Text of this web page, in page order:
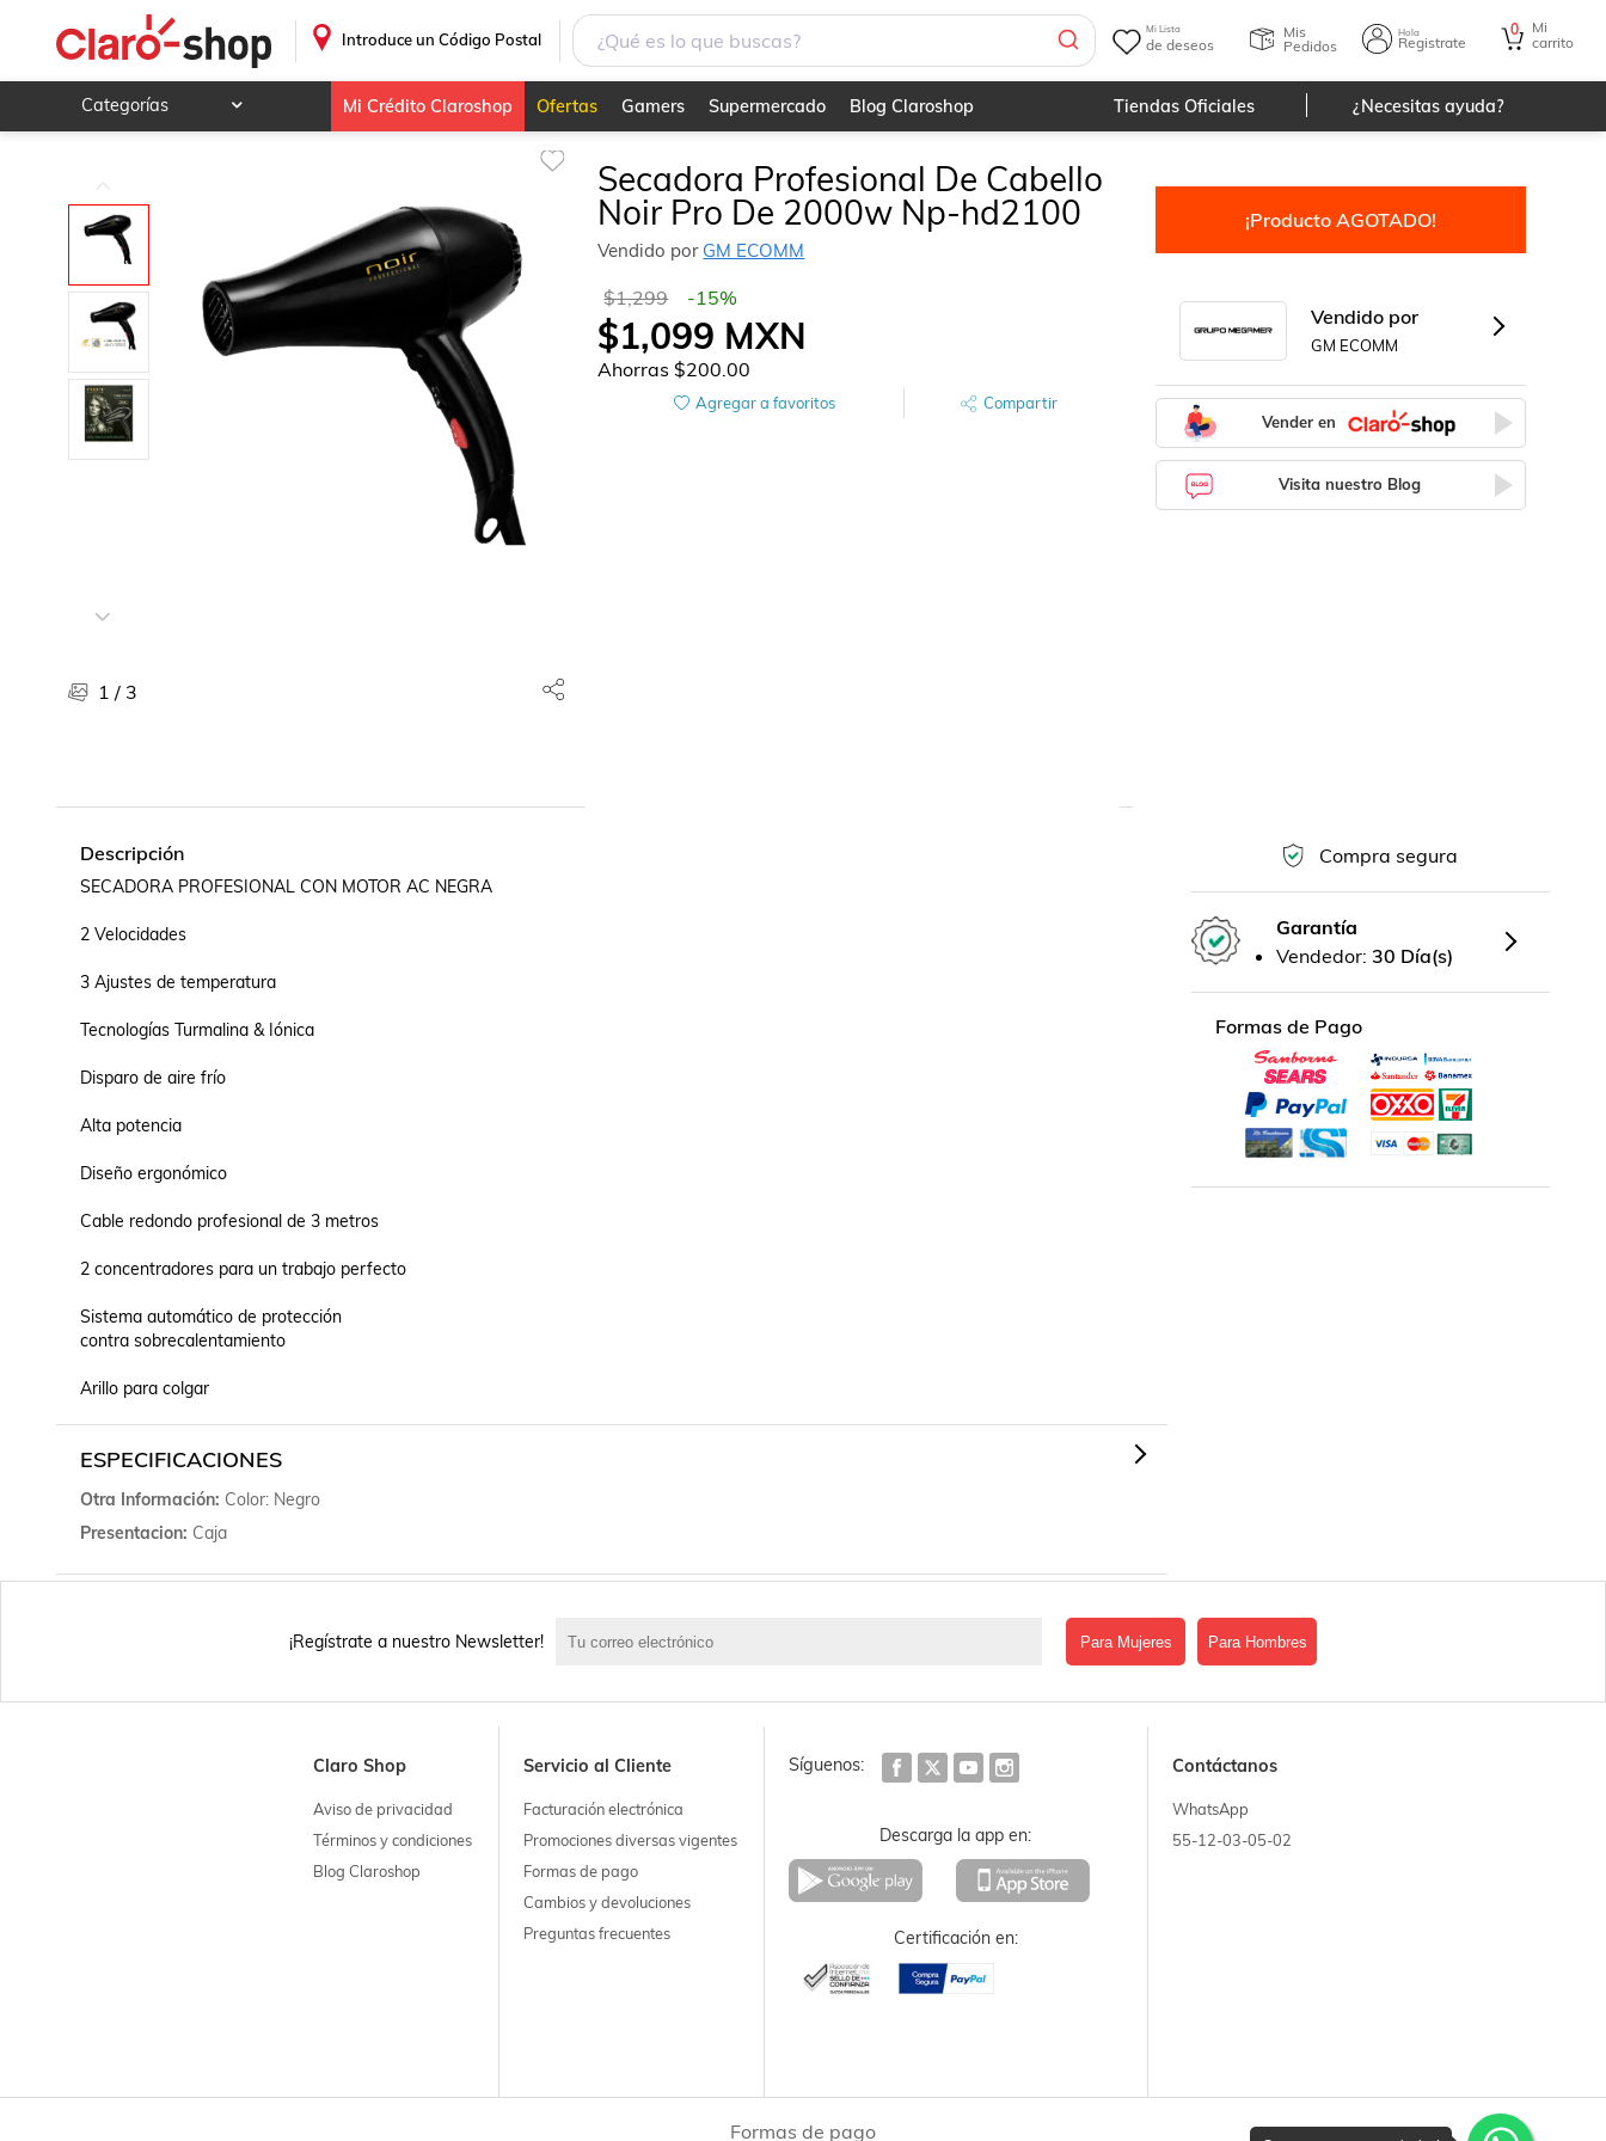
Introduce un Código Postal
Mi Lista
de deseos
Mis
Pedidos
Hola
Registrate
0
Mi
carrito
Categorías
Videojuegos
Hogar y jardín
Animales y mascotas
Ferretería y autos
Ropa, calzado y accesorios
Mamá y bebé
Salud, belleza y cuidado personal
Otras categorías
Súpermercado
Mi Crédito Claroshop Ofertas Gamers Supermercado Blog Claroshop Tiendas Oficiales ¿Necesitas ayuda?
1 / 3
Secadora Profesional De Cabello
Noir Pro De 2000w Np-hd2100
Vendido por GM ECOMM
$1,299 -15%
$1,099 MXN
Ahorras$200.00
Agregar a favoritos Compartir
¡Producto AGOTADO!
Vendido por
GM ECOMM
Vender en
Visita nuestro Blog
Descripción
SECADORA PROFESIONAL CON MOTOR AC NEGRA
2 Velocidades
3 Ajustes de temperatura
Tecnologías Turmalina & Iónica
Disparo de aire frío
Alta potencia
Diseño ergonómico
Cable redondo profesional de 3 metros
2 concentradores para un trabajo perfecto
Sistema automático de protección
contra sobrecalentamiento
Arillo para colgar
ESPECIFICACIONES
Otra Información Color: Negro
Presentacion Caja
Compra segura
Garantía
Vendedor: 30 Día(s)
Formas de Pago
¡Regístrate a nuestro Newsletter! Para Mujeres Para Hombres
Claro Shop
Aviso de privacidad
Términos y condiciones
Blog Claroshop
Servicio al Cliente
Facturación electrónica
Promociones diversas vigentes
Formas de pago
Cambios y devoluciones
Preguntas frecuentes
Síguenos:
Descarga la app en:
Certificación en:
Contáctanos
WhatsApp
55-12-03-05-02
Formas de pago